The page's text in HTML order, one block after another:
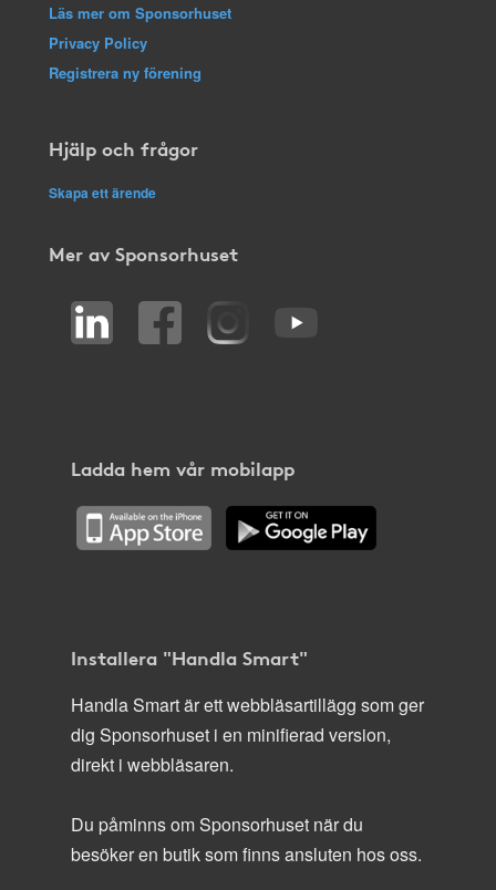
Läs mer om Sponsorhuset
Privacy Policy
Registrera ny förening
Hjälp och frågor
Skapa ett ärende
Mer av Sponsorhuset
Ladda hem vår mobilapp
Installera "Handla Smart"
Handla Smart är ett webbläsartillägg som ger
dig Sponsorhuset i en minifierad version,
direkt i webbläsaren.
Du påminns om Sponsorhuset när du
besöker en butik som finns ansluten hos oss.